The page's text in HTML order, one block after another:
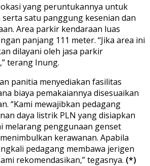
yang peruntukannya untuk
satu panggung kesenian dan
Area parkir kendaraan luas
panjang 111 meter. “Jika area ini
dilayani oleh jasa parkir
terang Inung.
panitia menyediakan fasilitas
biaya pemakaiannya disesuaikan
“Kami mewajibkan pedagang
daya listrik PLN yang disiapkan
melarang penggunaan genset
kerawanan. Apabila
pedagang membawa jerigen
rekomendasikan,” tegasnya. (*)